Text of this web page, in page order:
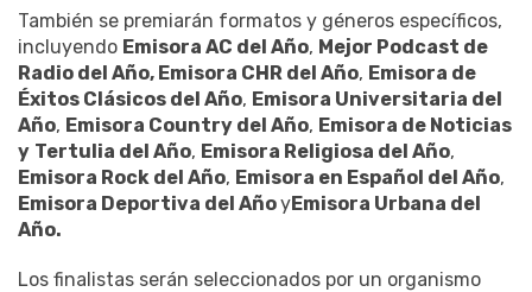
También se premiarán formatos y géneros específicos,
incluyendo Emisora AC del Año, Mejor Podcast de
Radio del Año, Emisora CHR del Año, Emisora de
Éxitos Clásicos del Año, Emisora Universitaria del
Año, Emisora Country del Año, Emisora de Noticias
y Tertulia del Año, Emisora Religiosa del Año,
Emisora Rock del Año, Emisora en Español del Año,
Emisora Deportiva del AñoyEmisora Urbana del
Año.
Los finalistas serán seleccionados por un organismo